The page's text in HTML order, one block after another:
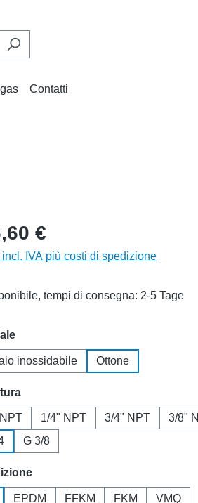
Contatti
€
incl. IVA più costi di spedizione
tempi di consegna: 2-5 Tage
inossidabile Ottone
1/4" NPT 3/4" NPT 3/8"
G 3/8
EPDM FFKM FKM VMQ